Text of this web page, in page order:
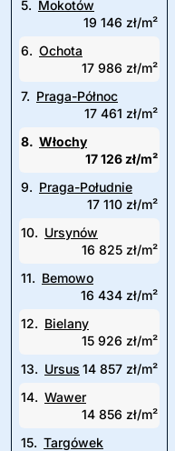
5. Mokotów
19 146 zł/m²
6. Ochota
17 986 zł/m²
7. Praga-Północ
17 461 zł/m²
8. Włochy
17 126 zł/m²
9. Praga-Południe
17 110 zł/m²
10. Ursynów
16 825 zł/m²
11. Bemowo
16 434 zł/m²
12. Bielany
15 926 zł/m²
13. Ursus 14 857 zł/m²
14. Wawer
14 856 zł/m²
15. Targówek